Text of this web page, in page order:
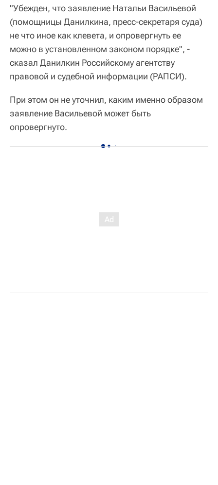
"Убежден, что заявление Натальи Васильевой
(помощницы Данилкина, пресс-секретаря суда)
не что иное как клевета, и опровергнуть ее
можно в установленном законом порядке", -
сказал Данилкин Российскому агентству
правовой и судебной информации (РАПСИ).
При этом он не уточнил, каким именно образом
заявление Васильевой может быть
опровергнуто.